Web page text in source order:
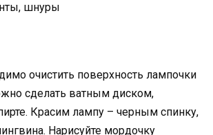
шнуры
очистить поверхность лампочки
сделать ватным диском,
Красим лампу – черным спинку,
Нарисуйте мордочку